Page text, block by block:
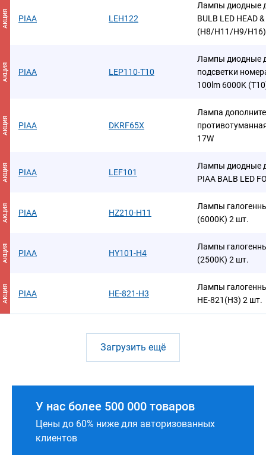
АКЦИЯ PIAA LEH122
Лампы диодные
BULB LED HEAD
(H8/H11/H9/H16)
АКЦИЯ PIAA LEP110-T10
Лампы диодные
подсветки
100lm 6000K
АКЦИЯ PIAA DKRF65X
Лампа
17W
АКЦИЯ PIAA LEF101
Лампы диодные
PIAA BALB LED
АКЦИЯ PIAA HZ210-H11
Лампы
(6000K) 2 шт.
АКЦИЯ PIAA HY101-H4
Лампы
(2500K) 2 шт.
АКЦИЯ PIAA HE-821-H3
Лампы
HE-821(H3) 2 шт.
Загрузить ещё
У нас более 500 000 товаров
Цены до 60% ниже для авторизованных
клиентов